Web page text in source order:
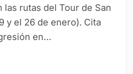
las rutas del Tour de San
y el 26 de enero). Cita
en…